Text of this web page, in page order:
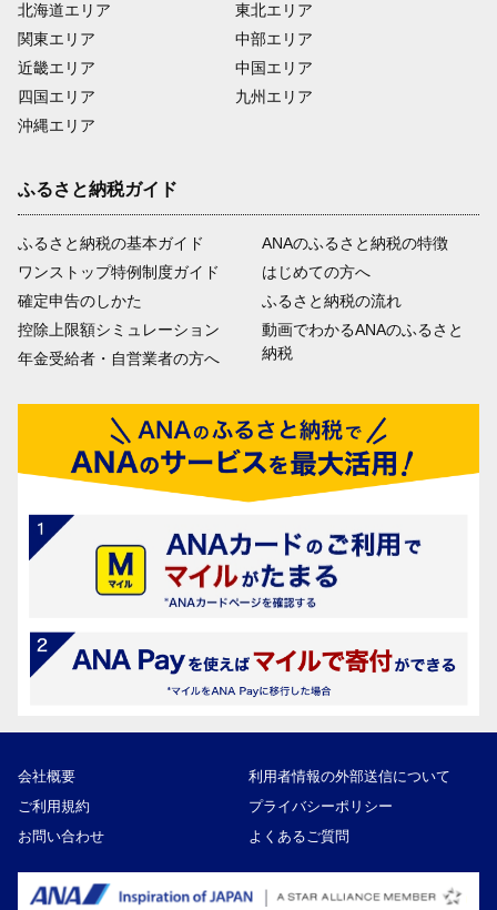
北海道エリア
関東エリア
近畿エリア
四国エリア
沖縄エリア
東北エリア
中部エリア
中国エリア
九州エリア
ふるさと納税ガイド
ふるさと納税の基本ガイド
ワンストップ特例制度ガイド
確定申告のしかた
控除上限額シミュレーション
年金受給者・自営業者の方へ
ANAのふるさと納税の特徴
はじめての方へ
ふるさと納税の流れ
動画でわかるANAのふるさと
納税
会社概要
利用者情報の外部送信について
ご利用規約
プライバシーポリシー
お問い合わせ
よくあるご質問